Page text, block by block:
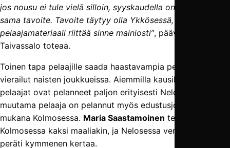
jos nousu ei tule vielä silloin, syyskaudella on edelleen
sama tavoite. Tavoite täytyy olla Ykkösessä, koska
pelaajamateriaali riittää sinne mainiosti”, päävalmentaja
Taivassalo toteaa.
Toinen tapa pelaajille saada haastavampia pelejä on
vierailut naisten joukkueissa. Aiemmilla kausilla nuoret
pelaajat ovat pelanneet paljon erityisesti Nelosessa, mutta
muutama pelaaja on pelannut myös edustusjoukkueen
mukana Kolmosessa. Maria Saastamoinen teki naisten
Kolmosessa kaksi maaliakin, ja Nelosessa verkko heilui
peräti kymmenen kertaa.